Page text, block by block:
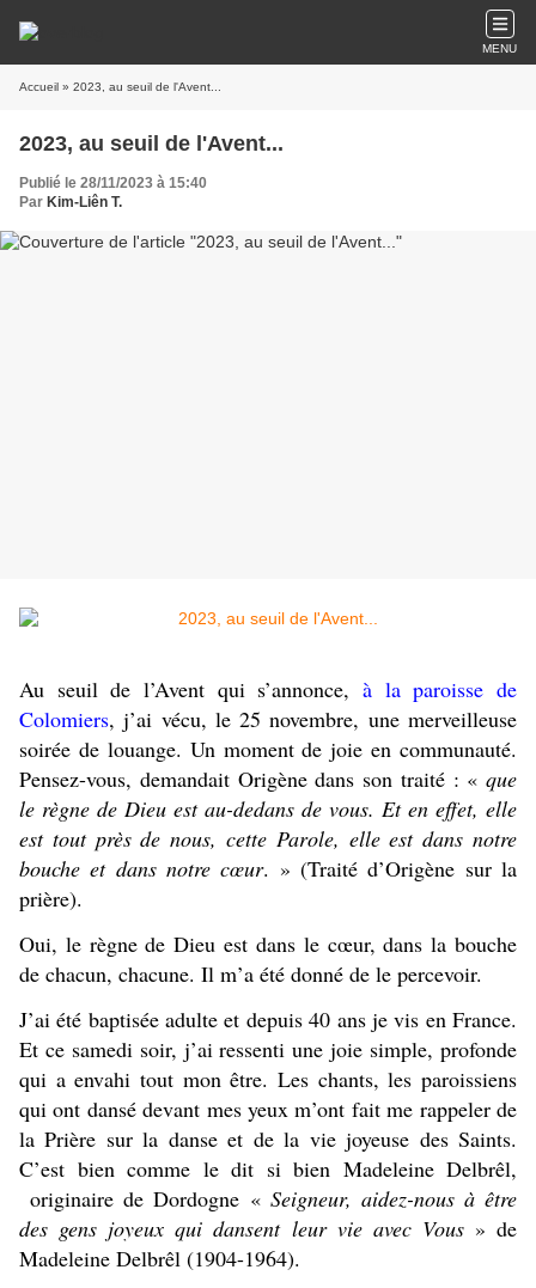
MENU
Accueil » 2023, au seuil de l'Avent...
2023, au seuil de l'Avent...
Publié le 28/11/2023 à 15:40
Par Kim-Liên T.
Au seuil de l’Avent qui s’annonce, à la paroisse de
Colomiers, j’ai vécu, le 25 novembre, une merveilleuse
soirée de louange. Un moment de joie en communauté.
Pensez-vous, demandait Origène dans son traité : « que
le règne de Dieu est au-dedans de vous. Et en effet, elle
est tout près de nous, cette Parole, elle est dans notre
bouche et dans notre cœur. » (Traité d’Origène sur la
prière).
Oui, le règne de Dieu est dans le cœur, dans la bouche
de chacun, chacune. Il m’a été donné de le percevoir.
J’ai été baptisée adulte et depuis 40 ans je vis en France.
Et ce samedi soir, j’ai ressenti une joie simple, profonde
qui a envahi tout mon être. Les chants, les paroissiens
qui ont dansé devant mes yeux m’ont fait me rappeler de
la Prière sur la danse et de la vie joyeuse des Saints.
C’est bien comme le dit si bien Madeleine Delbrêl,
originaire de Dordogne « Seigneur, aidez-nous à être
des gens joyeux qui dansent leur vie avec Vous » de
Madeleine Delbrêl (1904-1964).